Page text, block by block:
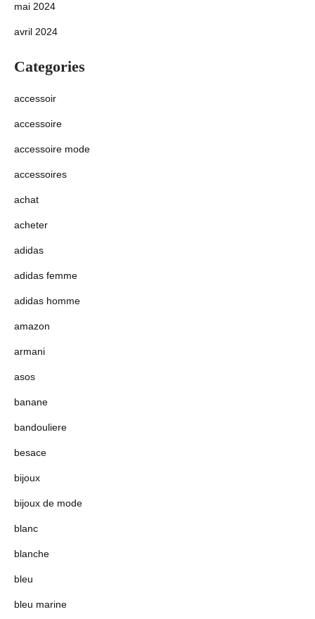
mai 2024
avril 2024
Categories
accessoir
accessoire
accessoire mode
accessoires
achat
acheter
adidas
adidas femme
adidas homme
amazon
armani
asos
banane
bandouliere
besace
bijoux
bijoux de mode
blanc
blanche
bleu
bleu marine